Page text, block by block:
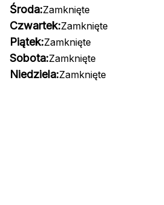
Środa:Zamknięte
Czwartek:Zamknięte
Piątek:Zamknięte
Sobota:Zamknięte
Niedziela:Zamknięte